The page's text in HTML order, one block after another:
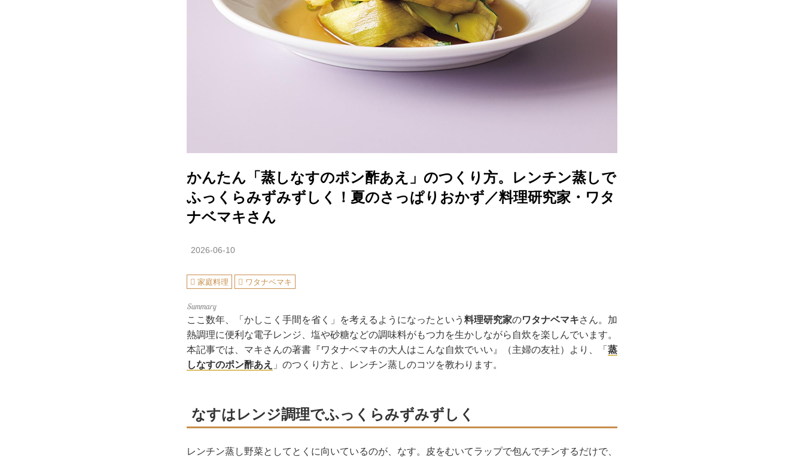
かんたん「蒸しなすのポン酢あえ」のつくり方。レンチン蒸しで
ふっくらみずみずしく！夏のさっぱりおかず／料理研究家・ワタ
ナベマキさん
2026-06-10
家庭料理 ワタナベマキ
ここ数年、「かしこく手間を省く」を考えるようになったという 料理研究家のワタナベマキさん。加
熱調理に便利な電子レンジ、塩や砂糖などの調味料がもつ力を生かしながら自炊を楽しんでいます。
本記事では、マキさんの著書『ワタナベマキの大人はこんな自炊でいい』（主婦の友社）より、「 蒸
しなすのポン酢あえ 」のつくり方と、レンチン蒸しのコツを教わります。
なすはレンジ調理でふっくらみずみずしく
レンチン蒸し野菜としてとくに向いているのが、なす。皮をむいてラップで包んでチンするだけで、